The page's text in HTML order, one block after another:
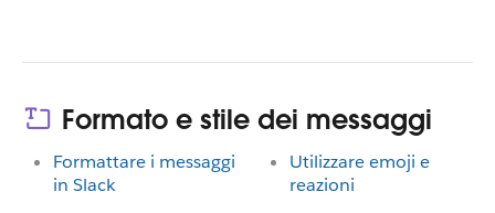
Formato e stile dei messaggi
Formattare i messaggi
in Slack
Utilizzare emoji e
reazioni